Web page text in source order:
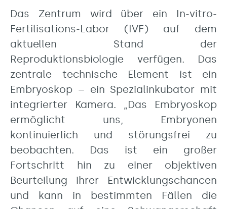
Das Zentrum wird über ein In-vitro-
Fertilisations-Labor (IVF) auf dem
aktuellen Stand der
Reproduktionsbiologie verfügen. Das
zentrale technische Element ist ein
Embryoskop – ein Spezialinkubator mit
integrierter Kamera. „Das Embryoskop
ermöglicht uns, Embryonen
kontinuierlich und störungsfrei zu
beobachten. Das ist ein großer
Fortschritt hin zu einer objektiven
Beurteilung ihrer Entwicklungschancen
und kann in bestimmten Fällen die